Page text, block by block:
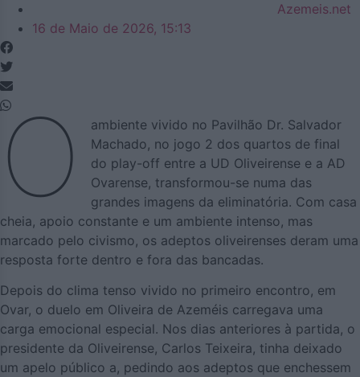
Azemeis.net
16 de Maio de 2026, 15:13
O
ambiente vivido no Pavilhão Dr. Salvador
Machado, no jogo 2 dos quartos de final
do play-off entre a UD Oliveirense e a AD
Ovarense, transformou-se numa das
grandes imagens da eliminatória. Com casa
cheia, apoio constante e um ambiente intenso, mas
marcado pelo civismo, os adeptos oliveirenses deram uma
resposta forte dentro e fora das bancadas.
Depois do clima tenso vivido no primeiro encontro, em
Ovar, o duelo em Oliveira de Azeméis carregava uma
carga emocional especial. Nos dias anteriores à partida, o
presidente da Oliveirense, Carlos Teixeira, tinha deixado
um apelo público a, pedindo aos adeptos que enchessem